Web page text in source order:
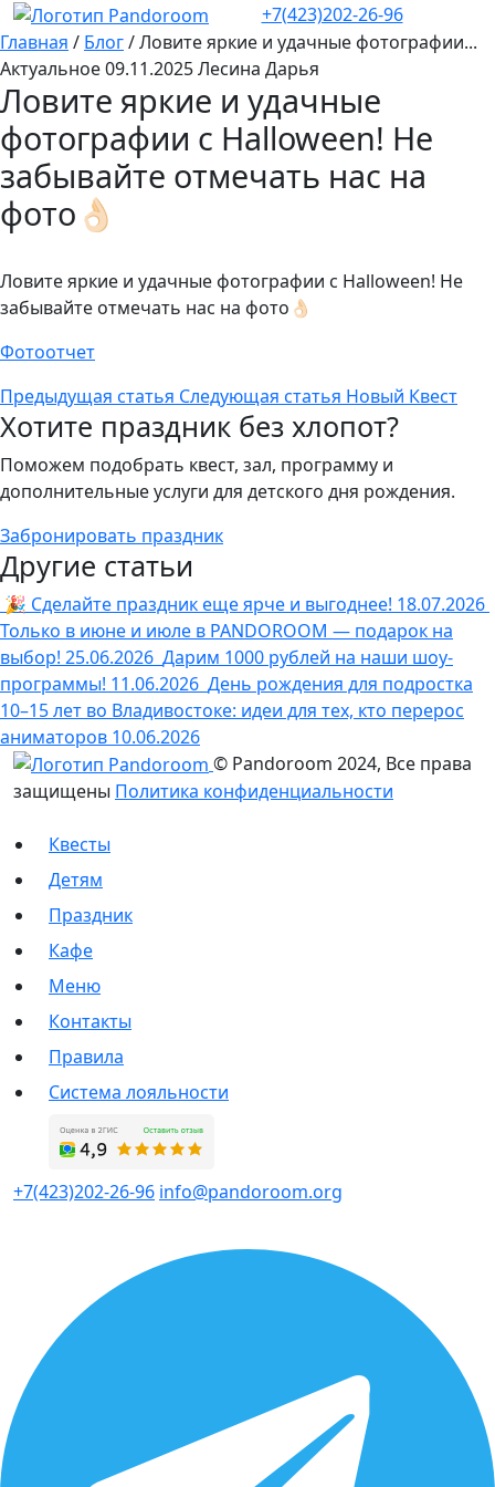
+7(423)202-26-96
Главная / Блог/Ловите яркие и удачные фотографии...
Актуальное09.11.2025Лесина Дарья
Ловите яркие и удачные
фотографии с Halloween! Не
забывайте отмечать нас на
фото👌🏻
Ловите яркие и удачные фотографии с Halloween! Не
забывайте отмечать нас на фото👌🏻
Фотоотчет
Предыдущая статья Следующая статья Новый Квест
Хотите праздник без хлопот?
Поможем подобрать квест, зал, программу и
дополнительные услуги для детского дня рождения.
Забронировать праздник
Другие статьи
🎉 Сделайте праздник еще ярче и выгоднее! 18.07.2026
Только в июне и июле в PANDOROOM — подарок на
выбор! 25.06.2026 Дарим 1000 рублей на наши шоу-
программы! 11.06.2026 День рождения для подростка
10–15 лет во Владивостоке: идеи для тех, кто перерос
аниматоров 10.06.2026
© Pandoroom 2024, Все права
защищены Политика конфиденциальности
Квесты
Детям
Праздник
Кафе
Меню
Контакты
Правила
Система лояльности
+7(423)202-26-96 info@pandoroom.org